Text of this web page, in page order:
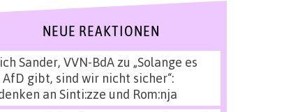
NEUE REAKTIONEN
Sander, VVN-BdAzu „Solange es
AfD gibt, sind wir nicht sicher“:
an Sinti:zze und Rom:nja